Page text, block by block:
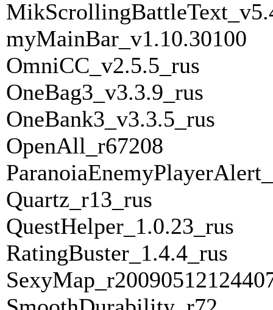
myMainBar_v1.10.30100
OmniCC_v2.5.5_rus
OneBag3_v3.3.9_rus
OneBank3_v3.3.5_rus
OpenAll_r67208
Quartz_r13_rus
QuestHelper_1.0.23_rus
RatingBuster_1.4.4_rus